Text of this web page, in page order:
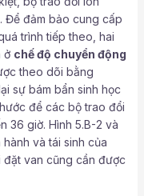
. Để đảm bảo cung cấp
trình tiếp theo, hai
ở chế độ chuyển động
theo dõi bằng
sự bám bẩn sinh học
để các bộ trao đổi
36 giờ. Hình 5.B-2 và
và tái sinh của
đặt van cũng cần được